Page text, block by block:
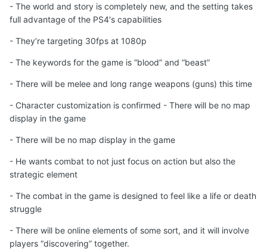
- The world and story is completely new, and the setting takes
full advantage of the PS4′s capabilities
- They’re targeting 30fps at 1080p
- The keywords for the game is “blood” and “beast”
- There will be melee and long range weapons (guns) this time
- Character customization is confirmed - There will be no map
display in the game
- There will be no map display in the game
- He wants combat to not just focus on action but also the
strategic element
- The combat in the game is designed to feel like a life or death
struggle
- There will be online elements of some sort, and it will involve
players “discovering” together.